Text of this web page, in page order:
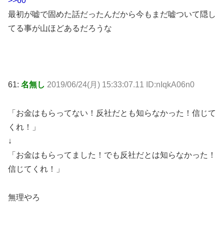
最初が嘘で固めた話だったんだから今もまだ嘘ついて隠し
てる事が山ほどあるだろうな
61: 名無し 2019/06/24(月) 15:33:07.11 ID:nIqkA06n0
「お金はもらってない！反社だとも知らなかった！信じて
くれ！」
↓
「お金はもらってました！でも反社だとは知らなかった！
信じてくれ！」
無理やろ